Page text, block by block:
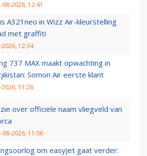
08-2026, 12:41
A321neo in Wizz Air-kleurstelling
met graffiti
2026, 12:34
737 MAX maakt opwachting in
Somon Air eerste klant
2026, 11:26
over officiële naam vliegveld van
08-2026, 11:06
om easyJet gaat verder: